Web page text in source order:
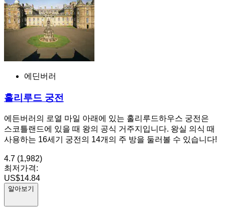
에딘버러
홀리루드 궁전
에든버러의 로열 마일 아래에 있는 홀리루드하우스 궁전은
스코틀랜드에 있을 때 왕의 공식 거주지입니다. 왕실 의식 때
사용하는 16세기 궁전의 14개의 주 방을 둘러볼 수 있습니다!
4.7 (1,982)
최저가격:
US$14.84
알아보기